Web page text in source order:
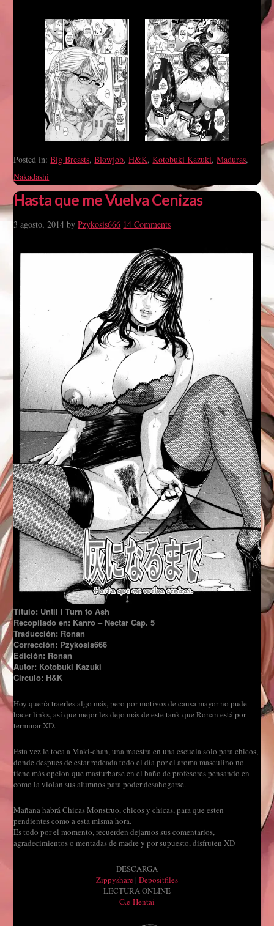
Posted in:Big Breasts,Blowjob,H&K,Kotobuki Kazuki,Maduras,
Nakadashi
Hasta que me Vuelva Cenizas
3 agosto, 2014 byPzykosis666 14 Comments
Título: Until I Turn to Ash
Recopilado en: Kanro – Nectar Cap. 5
Traducción: Ronan
Corrección: Pzykosis666
Edición: Ronan
Autor: Kotobuki Kazuki
Circulo: H&K
Hoy quería traerles algo más, pero por motivos de causa mayor no pude
hacer links, así que mejor les dejo más de este tank que Ronan está por
terminar XD.
Esta vez le toca a Maki-chan, una maestra en una escuela solo para chicos,
donde despues de estar rodeada todo el día por el aroma masculino no
tiene más opcion que masturbarse en el baño de profesores pensando en
como la violan sus alumnos para poder desahogarse.
Mañana habrá Chicas Monstruo, chicos y chicas, para que esten
pendientes como a esta misma hora.
Es todo por el momento, recuerden dejarnos sus comentarios,
agradecimientos o mentadas de madre y por supuesto, disfruten XD
DESCARGA
Zippyshare | Depositfiles
LECTURA ONLINE
G.e-Hentai